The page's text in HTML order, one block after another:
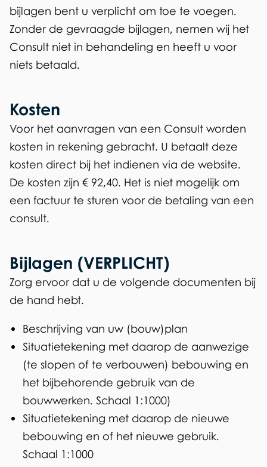
bijlagen bent u verplicht om toe te voegen.
Zonder de gevraagde bijlagen, nemen wij het
Consult niet in behandeling en heeft u voor
niets betaald.
Kosten
Voor het aanvragen van een Consult worden
kosten in rekening gebracht. U betaalt deze
kosten direct bij het indienen via de website.
De kosten zijn € 92,40. Het is niet mogelijk om
een factuur te sturen voor de betaling van een
consult.
Bijlagen (VERPLICHT)
Zorg ervoor dat u de volgende documenten bij
de hand hebt.
Beschrijving van uw (bouw)plan
Situatietekening met daarop de aanwezige
(te slopen of te verbouwen) bebouwing en
het bijbehorende gebruik van de
bouwwerken. Schaal 1:1000)
Situatietekening met daarop de nieuwe
bebouwing en of het nieuwe gebruik.
Schaal 1:1000